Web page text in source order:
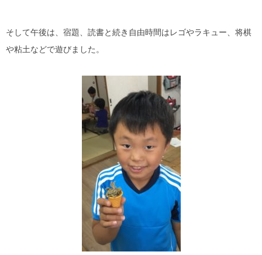
そして午後は、宿題、読書と続き自由時間はレゴやラキュー、将棋
や粘土などで遊びました。